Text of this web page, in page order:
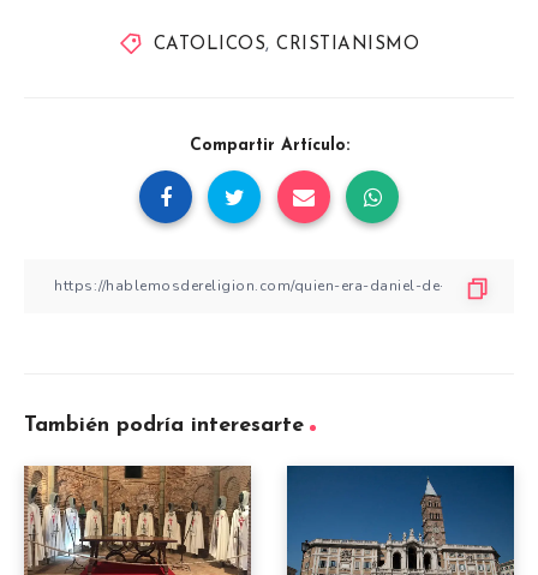
CATOLICOS, CRISTIANISMO
Compartir Artículo:
También podría interesarte